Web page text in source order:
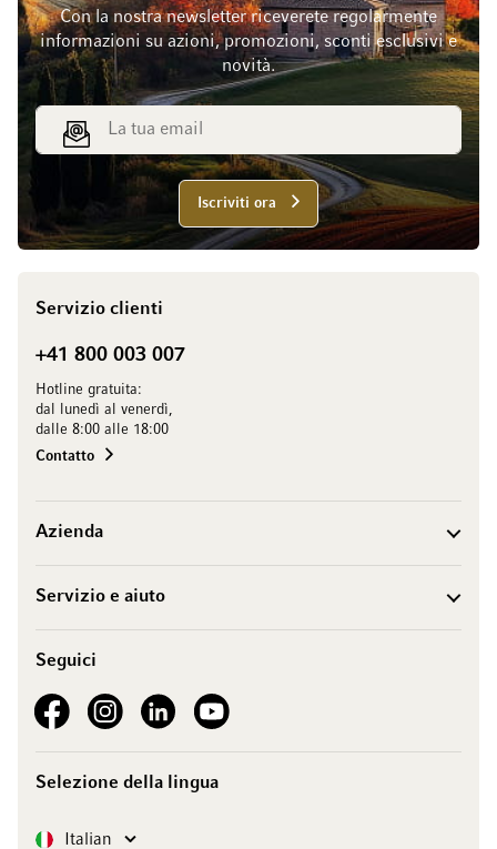
Con la nostra newsletter riceverete regolarmente
informazioni su azioni, promozioni, sconti esclusivi e
novità.
Indirizzo email
Iscriviti ora
Servizio clienti
+41 800 003 007
Hotline gratuita:
dal lunedì al venerdì,
dalle 8:00 alle 18:00
Contatto
Azienda
Servizio e aiuto
Seguici
See our FacebookSee our Instagram account
See our LinkedInSee our YouTube channel
Selezione della lingua
Lingua Italian